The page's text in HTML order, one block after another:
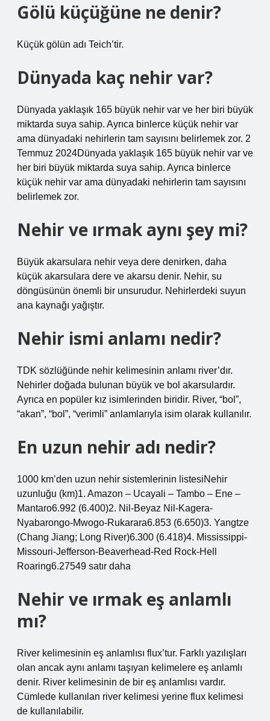
Gölü küçüğüne ne denir?
Küçük gölün adı Teich’tir.
Dünyada kaç nehir var?
Dünyada yaklaşık 165 büyük nehir var ve her biri büyük
miktarda suya sahip. Ayrıca binlerce küçük nehir var
ama dünyadaki nehirlerin tam sayısını belirlemek zor. 2
Temmuz 2024Dünyada yaklaşık 165 büyük nehir var ve
her biri büyük miktarda suya sahip. Ayrıca binlerce
küçük nehir var ama dünyadaki nehirlerin tam sayısını
belirlemek zor.
Nehir ve ırmak aynı şey mi?
Büyük akarsulara nehir veya dere denirken, daha
küçük akarsulara dere ve akarsu denir. Nehir, su
döngüsünün önemli bir unsurudur. Nehirlerdeki suyun
ana kaynağı yağıştır.
Nehir ismi anlamı nedir?
TDK sözlüğünde nehir kelimesinin anlamı river’dır.
Nehirler doğada bulunan büyük ve bol akarsulardır.
Ayrıca en popüler kız isimlerinden biridir. River, “bol”,
“akan”, “bol”, “verimli” anlamlarıyla isim olarak kullanılır.
En uzun nehir adı nedir?
1000 km’den uzun nehir sistemlerinin listesiNehir
uzunluğu (km)1. Amazon – Ucayali – Tambo – Ene –
Mantaro6.992 (6.400)2. Nil-Beyaz Nil-Kagera-
Nyabarongo-Mwogo-Rukarara6.853 (6.650)3. Yangtze
(Chang Jiang; Long River)6.300 (6.418)4. Mississippi-
Missouri-Jefferson-Beaverhead-Red Rock-Hell
Roaring6.27549 satır daha
Nehir ve ırmak eş anlamlı
mı?
River kelimesinin eş anlamlısı flux’tur. Farklı yazılışları
olan ancak aynı anlamı taşıyan kelimelere eş anlamlı
denir. River kelimesinin de bir eş anlamlısı vardır.
Cümlede kullanılan river kelimesi yerine flux kelimesi
de kullanılabilir.